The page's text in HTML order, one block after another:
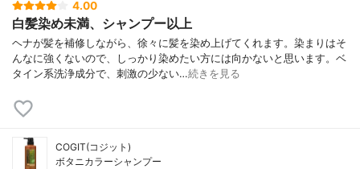
4.00
白髪染め未満、シャンプー以上
ヘナが髪を補修しながら、徐々に髪を染め上げてくれます。染まりはそ
んなに強くないので、しっかり染めたい方には向かないと思います。ベ
タイン系洗浄成分で、刺激の少ない…続きを見る
COGIT(コジット)
ボタニカラーシャンプー